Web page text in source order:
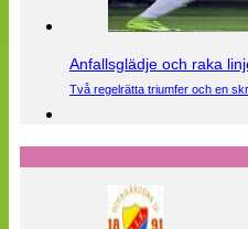
Anfallsglädje och raka
Två regelrätta triumfer och en